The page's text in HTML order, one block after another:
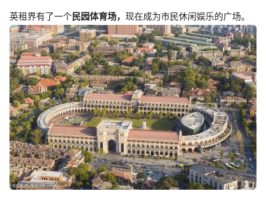
英租界有了一个民园体育场， 现在成为市民休闲娱乐的广场。